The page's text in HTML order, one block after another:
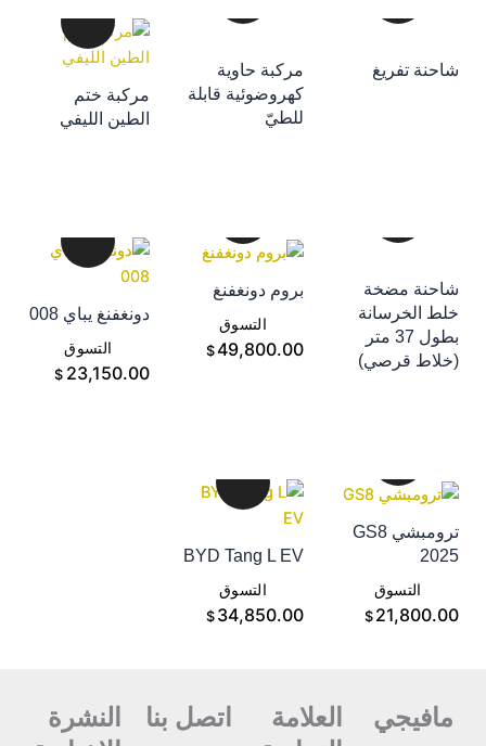
تفريغ
التسوق
مركبة حاوية
كهروضوئية قابلة
للطيّ
إضافة إلى سلة
التسوق
مركبة ختم
الطين الليفي
إضافة إلى سلة
التسوق
مضخة
الخرسانة
بطول 37 متر
قرصي)
إضافة إلى سلة
التسوق
بروم دونغفنغ
$49,800.00
إضافة إلى سلة
التسوق
دونغفنغ يباي 008
$23,150.00
إضافة إلى سلة
التسوق
ترومبشي GS8
$
إضافة إلى سلة
التسوق
BYD Tang L EV
$34,850.00
إضافة إلى سلة
التسوق
مافيجي
العلامة
اتصل بنا
النشرة